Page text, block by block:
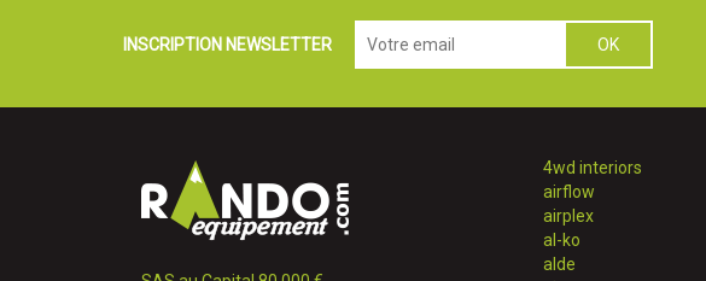
INSCRIPTION NEWSLETTER
4wd interiors
airflow
airplex
al-ko
alde